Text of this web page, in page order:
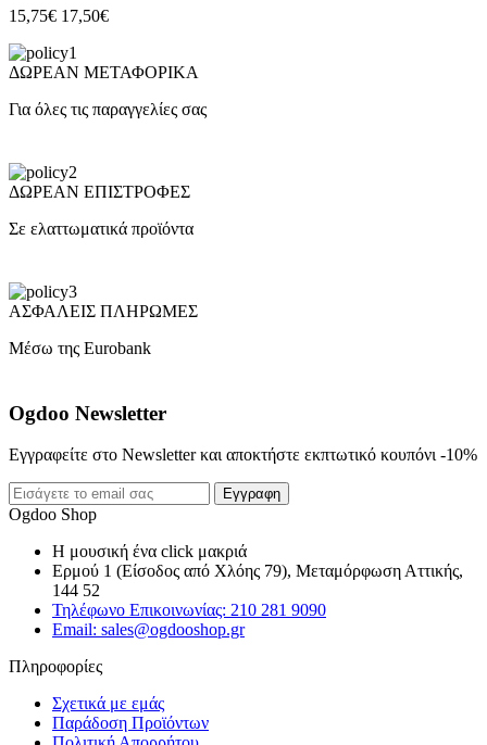
15,75€ 17,50€
ΔΩΡΕΑΝ ΜΕΤΑΦΟΡΙΚΑ
Για όλες τις παραγγελίες σας
ΔΩΡΕΑΝ ΕΠΙΣΤΡΟΦΕΣ
Σε ελαττωματικά προϊόντα
ΑΣΦΑΛΕΙΣ ΠΛΗΡΩΜΕΣ
Μέσω της Eurobank
Ogdoo Newsletter
Εγγραφείτε στο Newsletter και αποκτήστε εκπτωτικό κουπόνι -10%
Εγγραφη
Ogdoo Shop
Η μουσική ένα click μακριά
Ερμού 1 (Είσοδος από Χλόης 79), Μεταμόρφωση Αττικής,
144 52
Τηλέφωνο Επικοινωνίας: 210 281 9090
Email: sales@ogdooshop.gr
Πληροφορίες
Σχετικά με εμάς
Παράδοση Προϊόντων